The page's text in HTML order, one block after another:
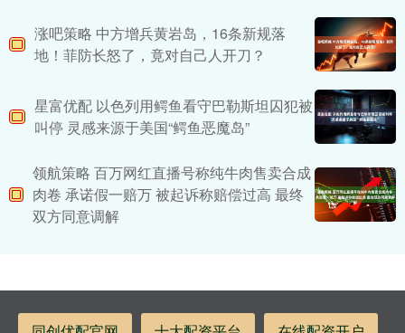
涨吧策略 中方增兵黄岩岛，16条新规落
地！菲防长怒了，竟对自己人开刀？
星富优配 以色列用鳄鱼看守巴勒斯坦囚犯被
叫停 灵感来源于美国“鳄鱼恶魔岛”
领航策略 百万网红直播号称纯牛肉售卖合成
肉卷 承诺假一赔万 被起诉称赔偿过高 最终
双方同意调解